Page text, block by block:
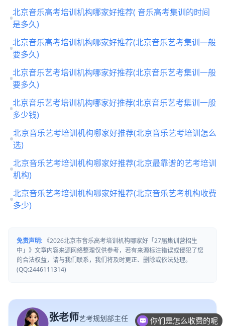
北京音乐高考培训机构哪家好推荐( 音乐高考集训的时间
是多久)
北京音乐高考培训机构哪家好推荐(北京音乐艺考集训一般
要多久)
北京音乐艺考培训机构哪家好推荐(北京音乐艺考集训一般
要多久)
北京音乐艺考培训机构哪家好推荐(北京音乐艺考集训一般
多少钱)
北京音乐艺考培训机构哪家好推荐(北京音乐艺考培训怎么
选)
北京音乐艺考培训机构哪家好推荐(北京最靠谱的艺考培训
机构)
北京音乐艺考培训机构哪家好推荐(北京音乐艺考机构收费
多少)
免责声明: 《2026北京市音乐高考培训机构哪家好「27届集训营招生
中」》文章内容来源网络整理仅供参考，若有来源标注错误或侵犯了您
的合法权益，请与我们联系，我们将及时更正、删除或依法处理。
(QQ:2446111314)
张老师艺考规划部主任 你们是怎么收费的呢